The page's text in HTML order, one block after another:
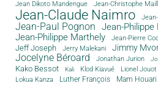
Jean Dikoto Mandengue Jean-Christophe
Jean-Claude Naimro
Jean-Paul Pognon
Jean-Philippe
Jean-Philippe Marthely
Jean-Pierre
Jeff Joseph Jerry Malekani Jimmy
Jocelyne Béroard Jonathan Jurion
Kako Bessot Kali Klod Kiavué Lionel Jouot
Lokua Kanza
Luther François Mam Houari